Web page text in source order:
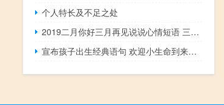
个人特长及不足之处
2019二月你好三月再见说说心情短语 三月请对我好一点唯美说说
宣布孩子出生经典语句 欢迎小生命到来的话